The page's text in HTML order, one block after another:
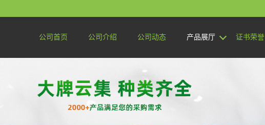
公司首页 公司介绍 公司动态 产品展厅 证书荣誉